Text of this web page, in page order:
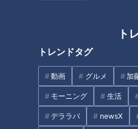
ト
トレンドタグ
動画 グルメ 加
モーニング 生活
デララバ newsX
（道マニア・渡邊美樹さん）
「岐阜県にはトンネルがいっ
道の中から、廃道の中にある
まずは、国道257号の旧道（
気に入りの廃隧道へ。その隧